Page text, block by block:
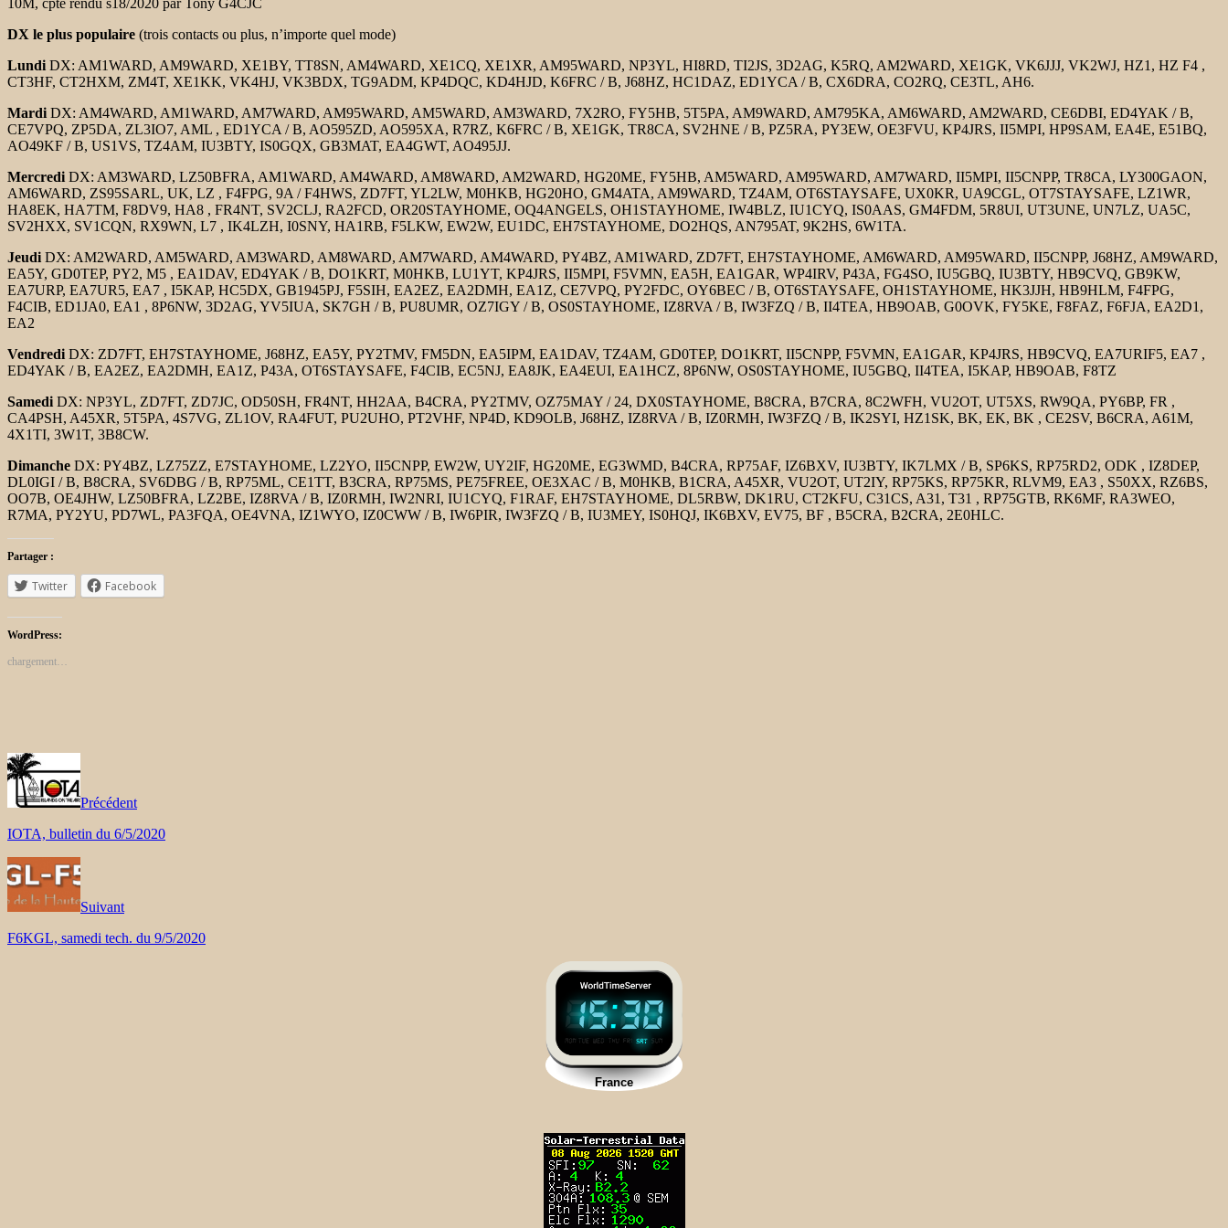
DX le plus populaire (trois contacts ou plus, n’importe quel mode)
Lundi DX: AM1WARD, AM9WARD, XE1BY, TT8SN, AM4WARD, XE1CQ, XE1XR, AM95WARD, NP3YL, HI8RD, TI2JS, 3D2AG, K5RQ, AM2WARD, XE1GK, VK6JJJ, VK2WJ, HZ1, HZ F4 ,
CT3HF, CT2HXM, ZM4T, XE1KK, VK4HJ, VK3BDX, TG9ADM, KP4DQC, KD4HJD, K6FRC / B, J68HZ, HC1DAZ, ED1YCA / B, CX6DRA, CO2RQ, CE3TL, AH6.
Mardi DX: AM4WARD, AM1WARD, AM7WARD, AM95WARD, AM5WARD, AM3WARD, 7X2RO, FY5HB, 5T5PA, AM9WARD, AM795KA, AM6WARD, AM2WARD, CE6DBI, ED4YAK / B,
CE7VPQ, ZP5DA, ZL3IO7, AML , ED1YCA / B, AO595ZD, AO595XA, R7RZ, K6FRC / B, XE1GK, TR8CA, SV2HNE / B, PZ5RA, PY3EW, OE3FVU, KP4JRS, II5MPI, HP9SAM, EA4E, E51BQ,
AO49KF / B, US1VS, TZ4AM, IU3BTY, IS0GQX, GB3MAT, EA4GWT, AO495JJ.
Mercredi DX: AM3WARD, LZ50BFRA, AM1WARD, AM4WARD, AM8WARD, AM2WARD, HG20ME, FY5HB, AM5WARD, AM95WARD, AM7WARD, II5MPI, II5CNPP, TR8CA, LY300GAON,
AM6WARD, ZS95SARL, UK, LZ , F4FPG, 9A / F4HWS, ZD7FT, YL2LW, M0HKB, HG20HO, GM4ATA, AM9WARD, TZ4AM, OT6STAYSAFE, UX0KR, UA9CGL, OT7STAYSAFE, LZ1WR,
HA8EK, HA7TM, F8DV9, HA8 , FR4NT, SV2CLJ, RA2FCD, OR20STAYHOME, OQ4ANGELS, OH1STAYHOME, IW4BLZ, IU1CYQ, IS0AAS, GM4FDM, 5R8UI, UT3UNE, UN7LZ, UA5C,
SV2HXX, SV1CQN, RX9WN, L7 , IK4LZH, I0SNY, HA1RB, F5LKW, EW2W, EU1DC, EH7STAYHOME, DO2HQS, AN795AT, 9K2HS, 6W1TA.
Jeudi DX: AM2WARD, AM5WARD, AM3WARD, AM8WARD, AM7WARD, AM4WARD, PY4BZ, AM1WARD, ZD7FT, EH7STAYHOME, AM6WARD, AM95WARD, II5CNPP, J68HZ, AM9WARD,
EA5Y, GD0TEP, PY2, M5 , EA1DAV, ED4YAK / B, DO1KRT, M0HKB, LU1YT, KP4JRS, II5MPI, F5VMN, EA5H, EA1GAR, WP4IRV, P43A, FG4SO, IU5GBQ, IU3BTY, HB9CVQ, GB9KW,
EA7URP, EA7UR5, EA7 , I5KAP, HC5DX, GB1945PJ, F5SIH, EA2EZ, EA2DMH, EA1Z, CE7VPQ, PY2FDC, OY6BEC / B, OT6STAYSAFE, OH1STAYHOME, HK3JJH, HB9HLM, F4FPG,
F4CIB, ED1JA0, EA1 , 8P6NW, 3D2AG, YV5IUA, SK7GH / B, PU8UMR, OZ7IGY / B, OS0STAYHOME, IZ8RVA / B, IW3FZQ / B, II4TEA, HB9OAB, G0OVK, FY5KE, F8FAZ, F6FJA, EA2D1,
EA2
Vendredi DX: ZD7FT, EH7STAYHOME, J68HZ, EA5Y, PY2TMV, FM5DN, EA5IPM, EA1DAV, TZ4AM, GD0TEP, DO1KRT, II5CNPP, F5VMN, EA1GAR, KP4JRS, HB9CVQ, EA7URIF5, EA7 ,
ED4YAK / B, EA2EZ, EA2DMH, EA1Z, P43A, OT6STAYSAFE, F4CIB, EC5NJ, EA8JK, EA4EUI, EA1HCZ, 8P6NW, OS0STAYHOME, IU5GBQ, II4TEA, I5KAP, HB9OAB, F8TZ
Samedi DX: NP3YL, ZD7FT, ZD7JC, OD50SH, FR4NT, HH2AA, B4CRA, PY2TMV, OZ75MAY / 24, DX0STAYHOME, B8CRA, B7CRA, 8C2WFH, VU2OT, UT5XS, RW9QA, PY6BP, FR ,
CA4PSH, A45XR, 5T5PA, 4S7VG, ZL1OV, RA4FUT, PU2UHO, PT2VHF, NP4D, KD9OLB, J68HZ, IZ8RVA / B, IZ0RMH, IW3FZQ / B, IK2SYI, HZ1SK, BK, EK, BK , CE2SV, B6CRA, A61M,
4X1TI, 3W1T, 3B8CW.
Dimanche DX: PY4BZ, LZ75ZZ, E7STAYHOME, LZ2YO, II5CNPP, EW2W, UY2IF, HG20ME, EG3WMD, B4CRA, RP75AF, IZ6BXV, IU3BTY, IK7LMX / B, SP6KS, RP75RD2, ODK , IZ8DEP,
DL0IGI / B, B8CRA, SV6DBG / B, RP75ML, CE1TT, B3CRA, RP75MS, PE75FREE, OE3XAC / B, M0HKB, B1CRA, A45XR, VU2OT, UT2IY, RP75KS, RP75KR, RLVM9, EA3 , S50XX, RZ6BS,
OO7B, OE4JHW, LZ50BFRA, LZ2BE, IZ8RVA / B, IZ0RMH, IW2NRI, IU1CYQ, F1RAF, EH7STAYHOME, DL5RBW, DK1RU, CT2KFU, C31CS, A31, T31 , RP75GTB, RK6MF, RA3WEO,
R7MA, PY2YU, PD7WL, PA3FQA, OE4VNA, IZ1WYO, IZ0CWW / B, IW6PIR, IW3FZQ / B, IU3MEY, IS0HQJ, IK6BXV, EV75, BF , B5CRA, B2CRA, 2E0HLC.
Partager :
Twitter Facebook
WordPress:
chargement…
Précédent
IOTA, bulletin du 6/5/2020
Suivant
F6KGL, samedi tech. du 9/5/2020